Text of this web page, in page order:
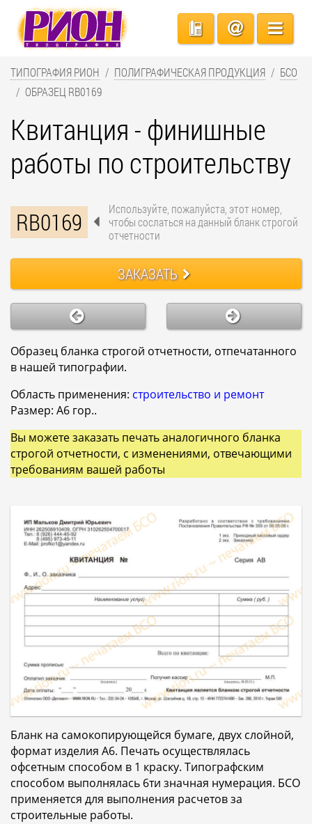
ТИПОГРАФИЯ РИОН ПОЛИГРАФИЧЕСКАЯ ПРОДУКЦИЯ
БСО
ОБРАЗЕЦ RB0169
Квитанция - финишные
работы по строительству
RB0169
Используйте, пожалуйста, этот номер,
чтобы сослаться на данный бланк строгой
отчетности
ЗАКАЗАТЬ
Образец бланка строгой отчетности, отпечатанного
в нашей типографии.
Область применения: строительство и ремонт
Размер: A6 гор..
Вы можете заказать печать аналогичного бланка
строгой отчетности, с изменениями, отвечающими
требованиям вашей работы
Бланк на самокопирующейся бумаге, двух слойной,
формат изделия А6. Печать осуществлялась
офсетным способом в 1 краску. Типографским
способом выполнялась 6ти значная нумерация. БСО
применяется для выполнения расчетов за
строительные работы.